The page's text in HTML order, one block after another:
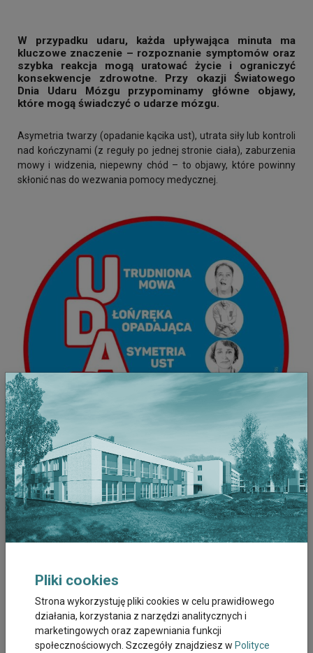
W przypadku udaru, każda upływająca minuta ma
kluczowe znaczenie – rozpoznanie symptomów oraz
szybka reakcja mogą uratować życie i ograniczyć
konsekwencje zdrowotne. Przy okazji Światowego
Dnia Udaru Mózgu przypominamy główne objawy,
które mogą świadczyć o udarze mózgu.
Asymetria twarzy (opadanie kącika ust), utrata siły lub kontroli
nad kończynami (z reguły po jednej stronie ciała), zaburzenia
mowy i widzenia, niepewny chód – to objawy, które powinny
skłonić nas do wezwania pomocy medycznej.
Źródło: www.stopudarom.pl
o wykonanie kilku czynności:
uśmiechnięcie się (łatwiej zaobserwować wówczas
asymetrię twarzy)
podniesienie obu rąk nad głowę (jeżeli dana osoba może
podnieść tylko jedną rękę lub podnosi kończyny powoli,
Pliki cookies
Strona wykorzystuję pliki cookies w celu prawidłowego
działania, korzystania z narzędzi analitycznych i
marketingowych oraz zapewniania funkcji
społecznościowych. Szczegóły znajdziesz w Polityce